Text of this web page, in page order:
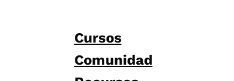
Cursos
Comunidad